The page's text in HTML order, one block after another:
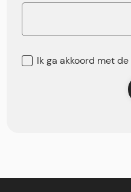
Ik ga akkoord met de